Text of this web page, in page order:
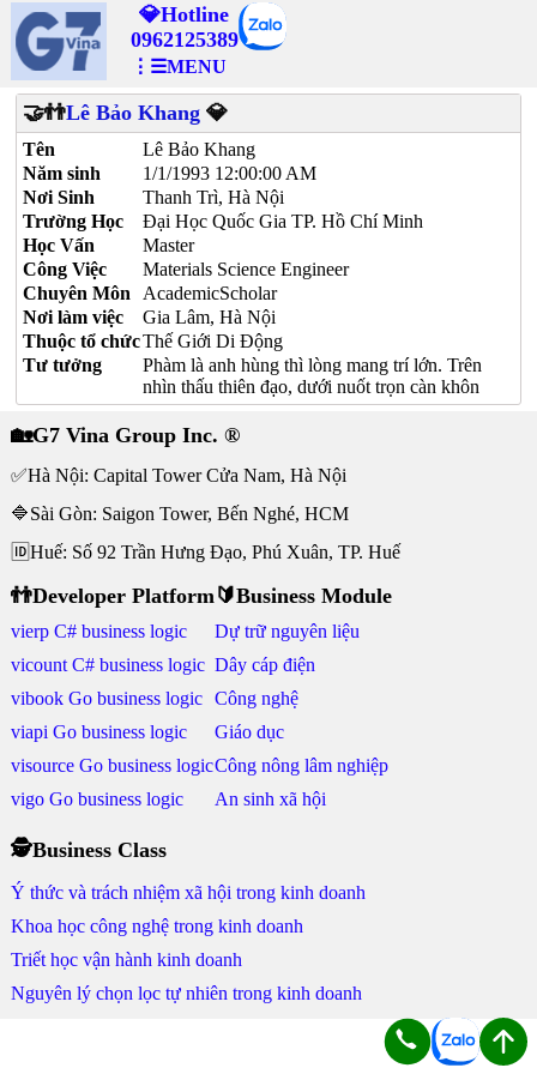
💎Hotline
0962125389
⋮☰MENU
🤝👬Lê Bảo Khang 💎
Tên
Lê Bảo Khang
Năm sinh
1/1/1993 12:00:00 AM
Nơi Sinh
Thanh Trì, Hà Nội
Trường Học
Đại Học Quốc Gia TP. Hồ Chí Minh
Học Vấn
Master
Công Việc
Materials Science Engineer
Chuyên Môn
AcademicScholar
Nơi làm việc
Gia Lâm, Hà Nội
Thuộc tổ chứcThế Giới Di Động
Tư tưởng
Phàm là anh hùng thì lòng mang trí lớn. Trên
nhìn thấu thiên đạo, dưới nuốt trọn càn khôn
🏡G7 Vina Group Inc. ®
✅Hà Nội: Capital Tower Cửa Nam, Hà Nội
🔷Sài Gòn: Saigon Tower, Bến Nghé, HCM
🆔Huế: Số 92 Trần Hưng Đạo, Phú Xuân, TP. Huế
👬Developer Platform
vierp C# business logic
vicount C# business logic
vibook Go business logic
viapi Go business logic
visource Go business logic
vigo Go business logic
🔰Business Module
Dự trữ nguyên liệu
Dây cáp điện
Công nghệ
Giáo dục
Công nông lâm nghiệp
An sinh xã hội
🕵Business Class
Ý thức và trách nhiệm xã hội trong kinh doanh
Khoa học công nghệ trong kinh doanh
Triết học vận hành kinh doanh
Nguyên lý chọn lọc tự nhiên trong kinh doanh